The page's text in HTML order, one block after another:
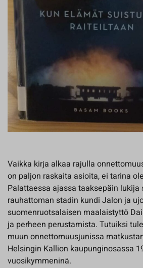
Vaikka kirja alkaa rajulla
on paljon raskaita asioita, ei tarina
Palattaessa ajassa taaksepäin lukija
rauhattoman stadin kundi Jalon ja
suomenruotsalaisen maalaistyttö
ja perheen perustamista. Tutuiksi
muun onnettomuusjunissa
Helsingin Kallion kaupunginosassa
vuosikymmeninä.